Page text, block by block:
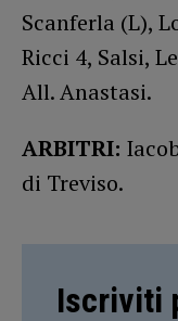
Scanferla (L),
Ricci 4, Salsi,
All. Anastasi.
ARBITRI:
di Treviso.
Iscriviti